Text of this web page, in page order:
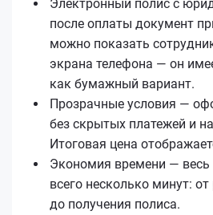
Электронный полис с
после оплаты документ
можно показать
экрана телефона — он
как бумажный вариант.
Прозрачные условия —
без скрытых платежей и
Итоговая цена
Экономия времени — весь
всего несколько минут:
до получения полиса.